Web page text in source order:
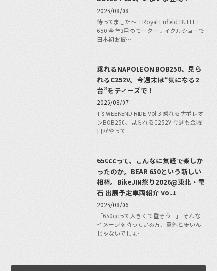
2026/08/08
待ってました〜！Royal Enfield BULLET
650 今年3月のモーターサイクルショーで
日本初お披…
乗れるNAPOLEON BOB250、見ら
れるC252V。今週末は“気になる2
台”をティーズで！
2026/08/07
T's WEEKEND RIDE Vol.3 乗れるナポレオ
ンBOB250、見られるC252V 今週も金曜
日がやって…
650ccって、こんなに気軽で楽しか
ったのか。BEAR 650という新しい
相棒。BikeJIN祭り2026@東北・雫
石 出展予定車両紹介 Vol.1
2026/08/06
「650ccって大きくて重そう…」 そんな
イメージを持っている方、意外と多いん
じゃないでしょ…